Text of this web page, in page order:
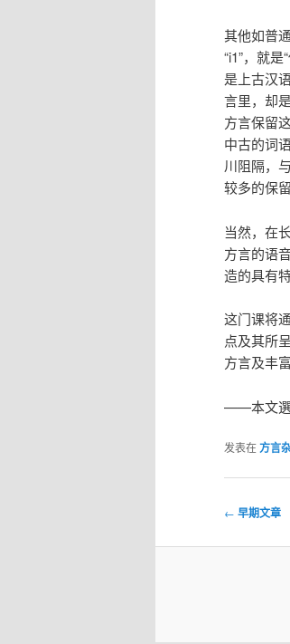
其他如普
“i1”，就
是上古汉
言里，却
方言保留
中古的词
川阻隔，
较多的保
当然，在
方言的语
造的具有
这门课将
点及其所
方言及丰
——本文選
发表在方言
文
← 早期文章